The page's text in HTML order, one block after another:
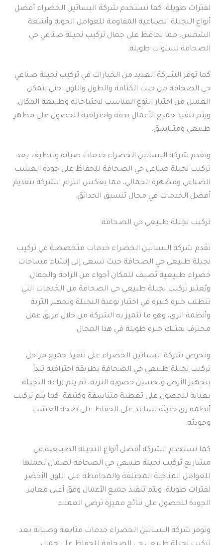
لفترات طويلة. كما تستخدم شركة البساتين الخضراء أفضل
أنواع النجيلة الصناعية المقاومة للعوامل الجوية وأشعة
الشمس، مما يحافظ على جمال تركيب نجيلة صناعي حي
الصحافة لسنوات طويلة.
كما توفر الشركة العديد من الخيارات في تركيب نجيلة صناعي
حي الصحافة من حيث الكثافة والطول واللون، حتى يتمكن
العميل من اختيار النوع المناسب لاحتياجاته وطبيعة المكان.
ويتم تنفيذ جميع الأعمال بدقة واحترافية للحصول على مظهر
طبيعي ومتناسق.
وتقدم شركة البساتين الخضراء خدمات صيانة وتنظيف بعد
تركيب نجيلة صناعي حي الصحافة للحفاظ على جودة العشب
الصناعي ومظهره الجمالي، مما يعكس التزام الشركة بتقديم
أفضل الخدمات في مجال تنسيق الحدائق.
تركيب نجيلة طبيعي حي الصحافة
تقدم شركة البساتين الخضراء خدمات متخصصة في تركيب
نجيلة طبيعي حي الصحافة حيث تسعى إلى إنشاء مساحات
خضراء طبيعية تضيف للمكان أجواء من الراحة والجمال.
ويُعتبر تركيب نجيلة طبيعي حي الصحافة من الخدمات التي
تتطلب خبرة كبيرة في اختيار نوعية النجيلة وتجهيز التربة
وأنظمة الري، وهو ما تتميز به الشركة من خلال فريق عمل
محترف يمتلك خبرة طويلة في هذا المجال.
وتحرص شركة البساتين الخضراء على تنفيذ جميع مراحل
تركيب نجيلة طبيعي حي الصحافة بطريقة احترافية تبدأ
بتجهيز الأرض وتحسين خصوبة التربة، ثم يتم زراعة النجيلة
بعناية للحصول على تغطية متناسقة وكثيفة. كما يتم تركيب
أنظمة ري حديثة تساعد على الحفاظ على صحة العشب
وجودته.
كما تستخدم الشركة أفضل أنواع النجيلة الطبيعية في
مشاريع تركيب نجيلة طبيعي حي الصحافة لضمان تحملها
للعوامل المناخية المختلفة والمحافظة على اللون الأخضر
لفترات طويلة. ويتم تنفيذ جميع الأعمال وفق أعلى معايير
الجودة للحصول على نتائج مميزة ترضي العملاء.
وتوفر شركة البساتين الخضراء خدمات متابعة وصيانة بعد